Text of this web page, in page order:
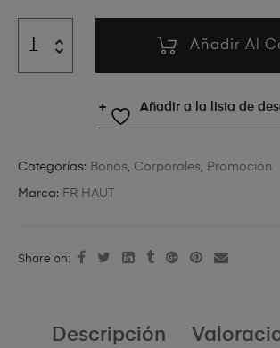
Añadir Al
Añadir a la lista de
Categorías: Bonos Corporales Promoción
Marca: FR HAUT
Share on:
Descripción